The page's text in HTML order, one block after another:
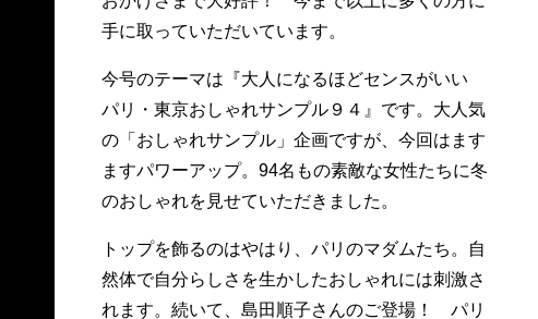
手に取っていただいています。
今号のテーマは『大人になるほどセンスがいい
パリ・東京おしゃれサンプル９４』です。大人気
の「おしゃれサンプル」企画ですが、今回はます
ますパワーアップ。94名もの素敵な女性たちに冬
のおしゃれを見せていただきました。
トップを飾るのはやはり、パリのマダムたち。自
然体で自分らしさを生かしたおしゃれには刺激さ
れます。続いて、島田順子さんのご登場！ パリ